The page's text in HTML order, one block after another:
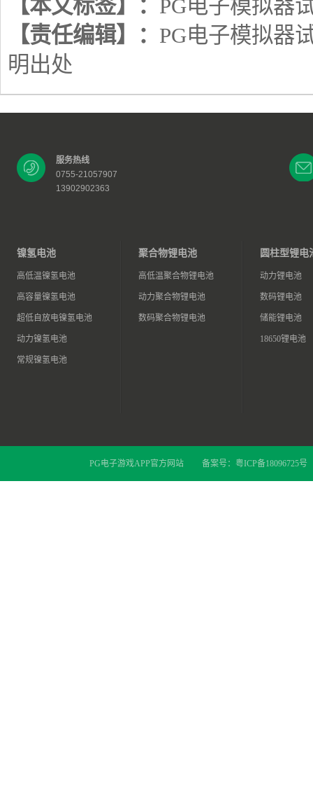
【本文标签】： PG电子模拟器
【责任编辑】： PG电子模拟器
明出处
服务热线
0755-21057907
13902902363
镍氢电池
高低温镍氢电池
高容量镍氢电池
超低自放电镍氢电池
动力镍氢电池
常规镍氢电池
聚合物锂电池
高低温聚合物锂电池
动力聚合物锂电池
数码聚合物锂电池
圆柱型锂电
动力锂电池
数码锂电池
储能锂电池
18650锂电池
PG电子游戏APP官方网站 备案号： 粤ICP备18096725号